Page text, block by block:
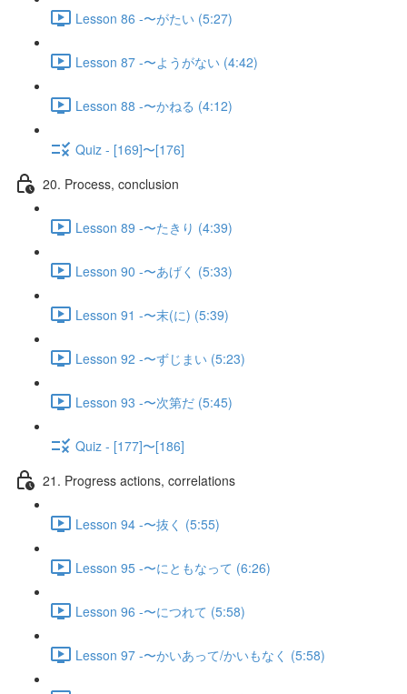
Lesson 86 -〜がたい (5:27)
Lesson 87 -〜ようがない (4:42)
Lesson 88 -〜かねる (4:12)
Quiz - [169]〜[176]
20. Process, conclusion
Lesson 89 -〜たきり (4:39)
Lesson 90 -〜あげく (5:33)
Lesson 91 -〜末(に) (5:39)
Lesson 92 -〜ずじまい (5:23)
Lesson 93 -〜次第だ (5:45)
Quiz - [177]〜[186]
21. Progress actions, correlations
Lesson 94 -〜抜く (5:55)
Lesson 95 -〜にともなって (6:26)
Lesson 96 -〜につれて (5:58)
Lesson 97 -〜かいあって/かいもなく (5:58)